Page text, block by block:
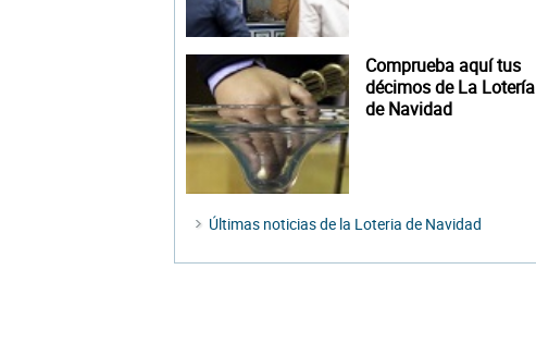
Comprueba aquí tus
décimos de La Lotería
de Navidad
Últimas noticias de la Loteria de Navidad